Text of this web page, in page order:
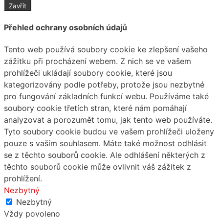
Zavřít
Přehled ochrany osobních údajů
Tento web používá soubory cookie ke zlepšení vašeho
zážitku při procházení webem. Z nich se ve vašem
prohlížeči ukládají soubory cookie, které jsou
kategorizovány podle potřeby, protože jsou nezbytné
pro fungování základních funkcí webu. Používáme také
soubory cookie třetích stran, které nám pomáhají
analyzovat a porozumět tomu, jak tento web používáte.
Tyto soubory cookie budou ve vašem prohlížeči uloženy
pouze s vaším souhlasem. Máte také možnost odhlásit
se z těchto souborů cookie. Ale odhlášení některých z
těchto souborů cookie může ovlivnit váš zážitek z
prohlížení.
Nezbytný
Nezbytný
Vždy povoleno